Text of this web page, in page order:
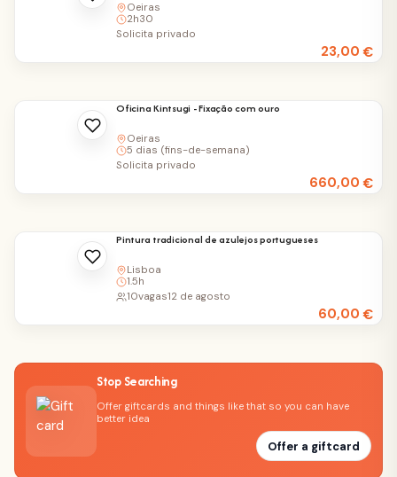
Oeiras
2h30
23,00€
Solicita privado
Oficina Kintsugi - Fixação com ouro
Oeiras
5 dias (fins-de-semana)
660,00€
Solicita privado
Pintura tradicional de azulejos portugueses
Lisboa
1.5h
60,00€
10vagas12 de agosto
Stop Searching
Offer giftcards and things like that so you can have
better idea
Offer a giftcard